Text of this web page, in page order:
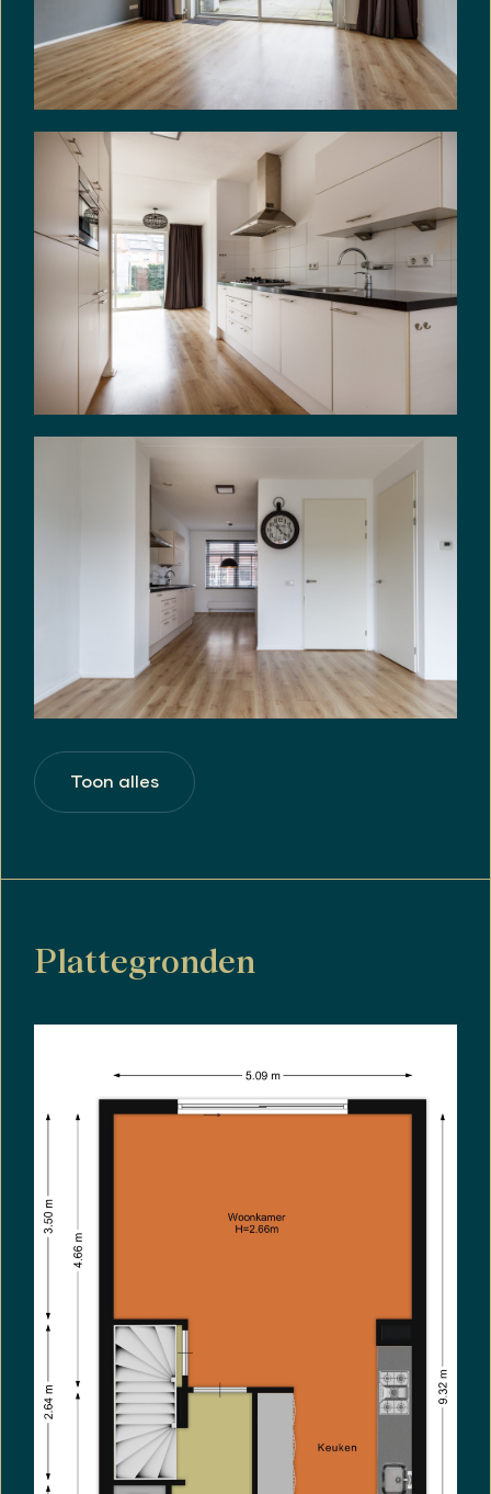
Geïnteresseerden wordt geadviseerd om, indien
de staat van de fundering voor hen van belang is,
zelfstandig een (beperkt of volledig)
funderingsonderzoek te (laten) verrichten
Toon alles
Plattegronden